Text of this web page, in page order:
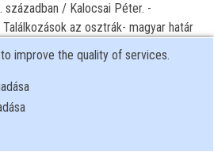
században / Kalocsai Péter. -
az osztrák- magyar határ
konferencia előadása az ELTE
szervezésében
improve the quality of services.